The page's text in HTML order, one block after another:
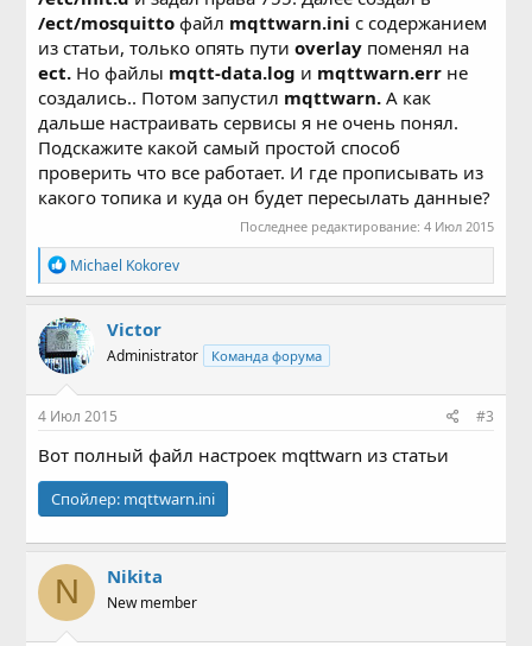
/ect/mosquitto файл mqttwarn.iniс содержанием
из статьи, только опять путиoverlay поменял на
ect. Но файлы mqtt-data.log и mqttwarn.err не
создались.. Потом запустил mqttwarn.А как
дальше настраивать сервисы я не очень понял.
Подскажите какой самый простой способ
проверить что все работает. И где прописывать из
какого топика и куда он будет пересылать данные?
Последнее редактирование: 4 Июл 2015
Р
е
а
к
ц
и
и
:
Michael Kokorev
Victor
Administrator Команда форума
4 Июл 2015 #3
Вот полный файл настроек mqttwarn из статьи
Спойлер: mqttwarn.ini
N Nikita
New member